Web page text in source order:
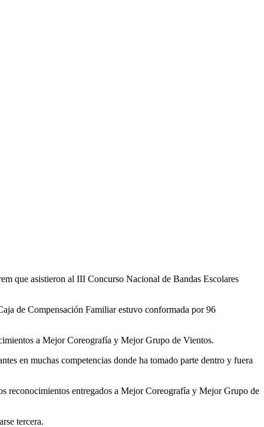
que asistieron al III Concurso Nacional de Bandas Escolares
de Compensación Familiar estuvo conformada por 96
a Mejor Coreografía y Mejor Grupo de Vientos.
en muchas competencias donde ha tomado parte dentro y fuera
reconocimientos entregados a Mejor Coreografía y Mejor Grupo de
tercera.